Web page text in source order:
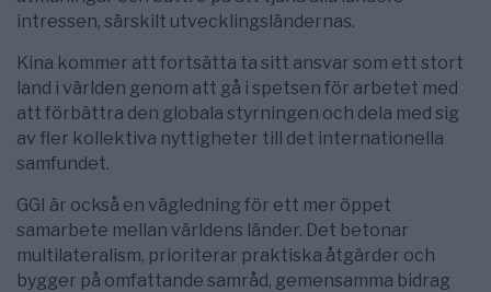
intressen, särskilt utvecklingsländernas.
Kina kommer att fortsätta ta sitt ansvar som ett stort
land i världen genom att gå i spetsen för arbetet med
att förbättra den globala styrningen och dela med sig
av fler kollektiva nyttigheter till det internationella
samfundet.
GGI är också en vägledning för ett mer öppet
samarbete mellan världens länder. Det betonar
multilateralism, prioriterar praktiska åtgärder och
bygger på omfattande samråd, gemensamma bidrag